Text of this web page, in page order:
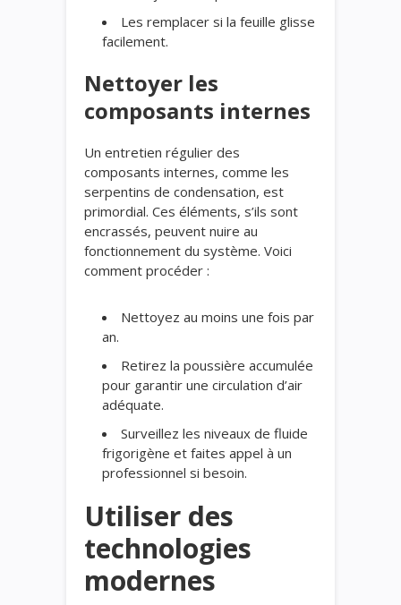
Les remplacer si la feuille glisse
facilement.
Nettoyer les
composants internes
Un entretien régulier des
composants internes, comme les
serpentins de condensation, est
primordial. Ces éléments, s’ils sont
encrassés, peuvent nuire au
fonctionnement du système. Voici
comment procéder :
Nettoyez au moins une fois par
an.
Retirez la poussière accumulée
pour garantir une circulation d’air
adéquate.
Surveillez les niveaux de fluide
frigorigène et faites appel à un
professionnel si besoin.
Utiliser des
technologies
modernes